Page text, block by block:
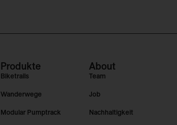
Produkte
Biketrails
Wanderwege
Modular Pumptrack
About
Team
Job
Nachhaltigkeit